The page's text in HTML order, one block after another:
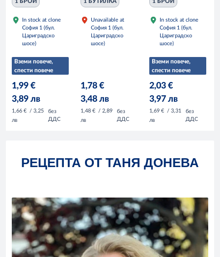
1 БРОЙ
In stock at clone
София 1 (бул.
Цариградско
шосе)
Вземи повече,
спести повече
1,99 €
3,89 лв
1,66 € / 3,25
лв
без
ДДС
1 БУТИЛКА
Unavailable at
София 1 (бул.
Цариградско
шосе)
1,78 €
3,48 лв
1,48 € / 2,89
лв
без
ДДС
1 БРОЙ
In stock at clone
София 1 (бул.
Цариградско
шосе)
Вземи повече,
спести повече
2,03 €
3,97 лв
1,69 € / 3,31
лв
без
ДДС
РЕЦЕПТА ОТ ТАНЯ ДОНЕВА